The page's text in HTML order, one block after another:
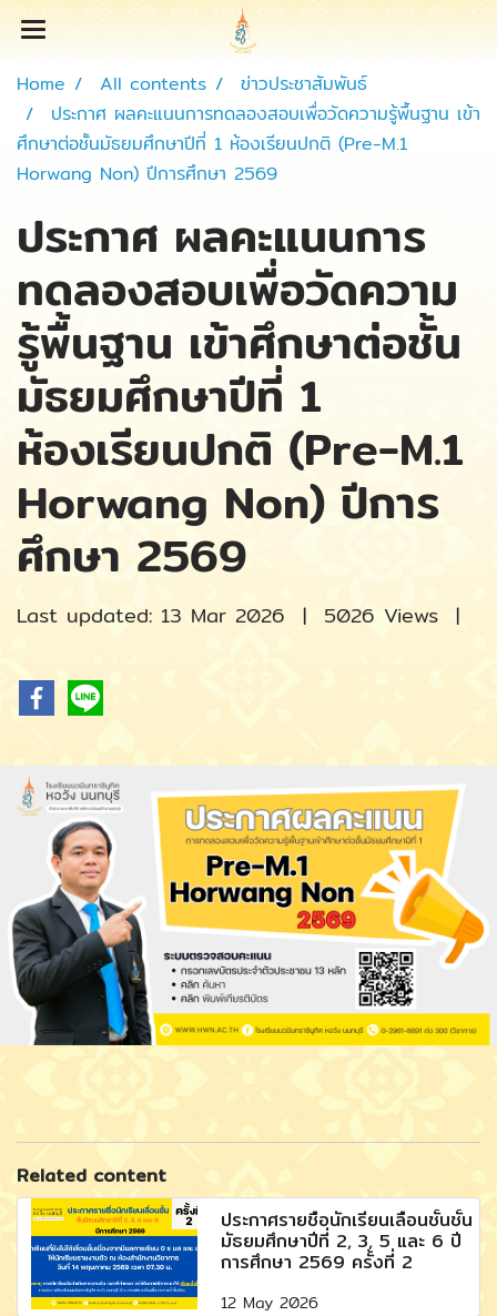
Home All contents
ข่าวประชาสัมพันธ์
ประกาศ ผลคะแนนการทดลองสอบเพื่อวัดความรู้พื้นฐาน เข้า
ศึกษาต่อชั้นมัธยมศึกษาปีที่ 1 ห้องเรียนปกติ (Pre-M.1
Horwang Non) ปีการศึกษา 2569
ประกาศ ผลคะแนนการ
ทดลองสอบเพื่อวัดความ
รู้พื้นฐาน เข้าศึกษาต่อชั้น
มัธยมศึกษาปีที่ 1
ห้องเรียนปกติ (Pre-M.1
Horwang Non) ปีการ
ศึกษา 2569
Last updated: 13 Mar 2026 | 5026 Views |
Related content
ประกาศรายชื่อนักเรียนเลื่อนชั้นชั้น
มัธยมศึกษาปีที่ 2, 3, 5 และ 6 ปี
การศึกษา 2569 ครั้งที่ 2
12 May 2026